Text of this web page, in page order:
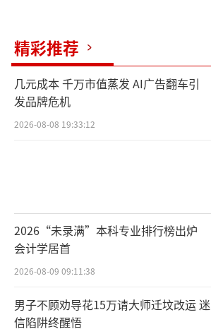
精彩推荐
几元成本 千万市值蒸发 AI广告翻车引
发品牌危机
2026-08-08 19:33:12
2026“未录满”本科专业排行榜出炉
会计学居首
2026-08-09 09:11:38
男子不顾劝导花15万请大师迁坟改运 迷
信陷阱终醒悟